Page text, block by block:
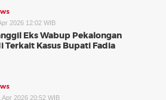
2026 12:02 WIB
Eks Wabup Pekalongan
Terkait Kasus Bupati Fadia
Apr 2026 20:52 WIB